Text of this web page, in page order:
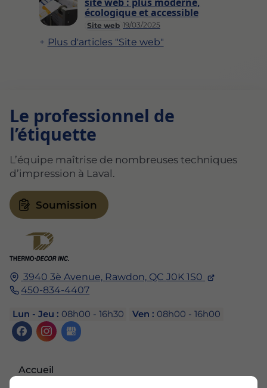
Site web 19/03/2025
écologique et accessible
Plus d'articles "Site web"
3940 3è Avenue, Rawdon, QCJ0K 1S0
450-834-4407
Lun - Jeu : 08h00 - 16h30 Ven : 08h00 - 16h00
Accueil
Le professionnel de
l’étiquette
L’équipe maîtrise de nombreuses techniques
d’impression à Laval.
Soumission